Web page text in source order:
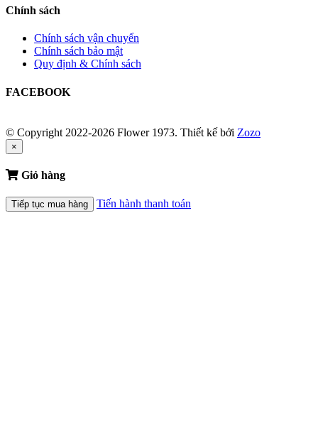
Chính sách
Chính sách vận chuyển
Chính sách bảo mật
Quy định & Chính sách
FACEBOOK
© Copyright 2022-2026 Flower 1973. Thiết kế bởi Zozo
×
Giỏ hàng
Tiếp tục mua hàng Tiến hành thanh toán